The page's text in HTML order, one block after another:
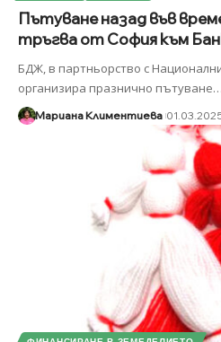
Пътуване назад във
тръгва от София към
БДЖ, в партньорство с
организира празнично пътуване…
Мариана Климентиева